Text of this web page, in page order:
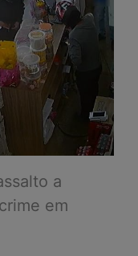
a
em